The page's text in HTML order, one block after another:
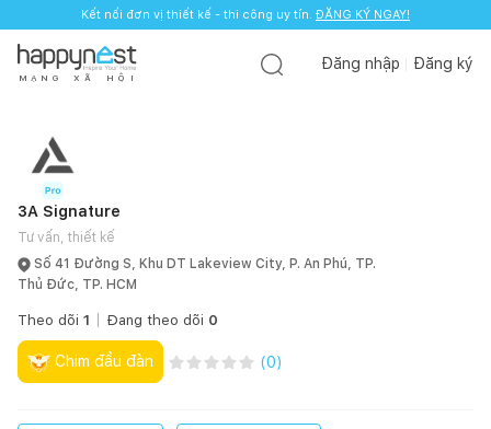
Kết nối đơn vị thiết kế - thi công uy tín. ĐĂNG KÝ NGAY!
M Ạ N G X Ã H Ộ I
Đăng nhập Đăng ký
3A Signature
Tư vấn, thiết kế
Số 41 Đường S, Khu DT Lakeview City, P. An Phú, TP.
Thủ Đức, TP. HCM
Theo dõi 1 Đang theo dõi 0
Chim đầu đàn (0)